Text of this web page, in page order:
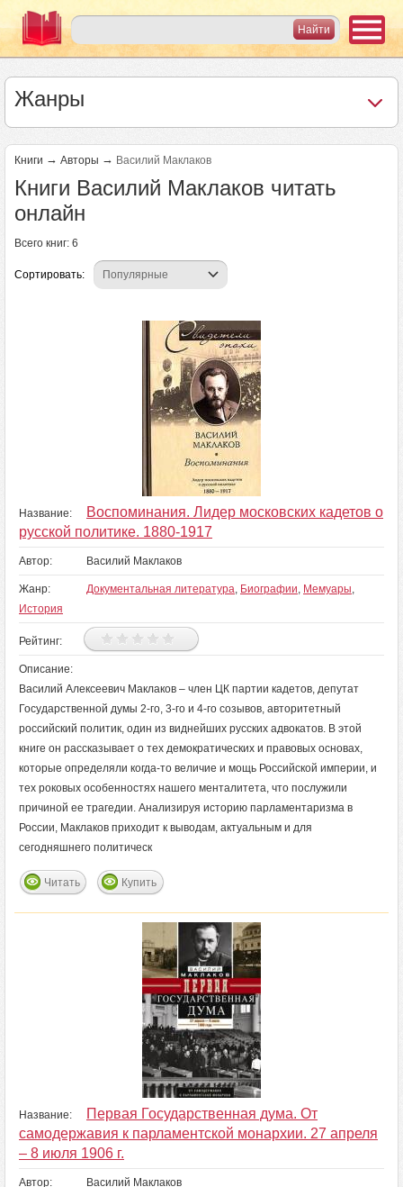
Жанры
Книги → Авторы → Василий Маклаков
Книги Василий Маклаков читать
онлайн
Всего книг: 6
Сортировать:
Название:
Воспоминания. Лидер московских кадетов о
русской политике. 1880-1917
Автор: Василий Маклаков
Жанр: Документальная литература, Биографии, Мемуары,
История
Рейтинг:
Описание:
Василий Алексеевич Маклаков – член ЦК партии кадетов, депутат
Государственной думы 2-го, 3-го и 4-го созывов, авторитетный
российский политик, один из виднейших русских адвокатов. В этой
книге он рассказывает о тех демократических и правовых основах,
которые определяли когда-то величие и мощь Российской империи, и
тех роковых особенностях нашего менталитета, что послужили
причиной ее трагедии. Анализируя историю парламентаризма в
России, Маклаков приходит к выводам, актуальным и для
сегодняшнего политическ
Читать Купить
Название:
Первая Государственная дума. От
самодержавия к парламентской монархии. 27 апреля
– 8 июля 1906 г.
Автор: Василий Маклаков